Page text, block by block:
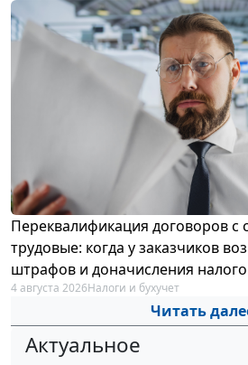
Переквалификация договоров с
трудовые: когда у заказчиков
штрафов и доначисления
4 августа 2026Налоги и бухучет
Читать
Актуальное